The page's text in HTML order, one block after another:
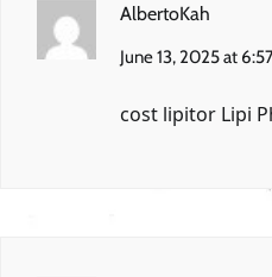
AlbertoKah
June 13, 2025 at
cost lipitor Lipi